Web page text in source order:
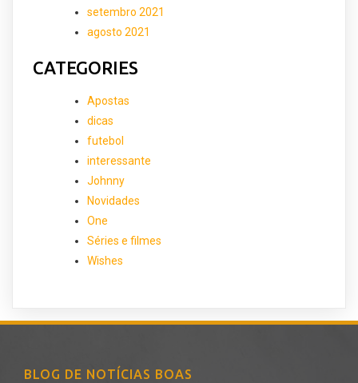
setembro 2021
agosto 2021
CATEGORIES
Apostas
dicas
futebol
interessante
Johnny
Novidades
One
Séries e filmes
Wishes
BLOG DE NOTÍCIAS BOAS